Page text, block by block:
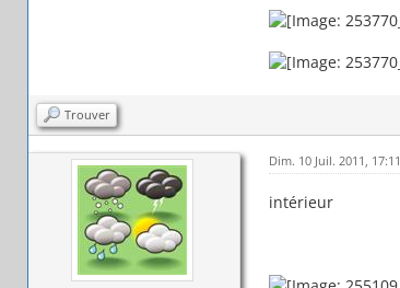
Trouver
Dim. 10 Juil. 2011, 17:11
intérieur